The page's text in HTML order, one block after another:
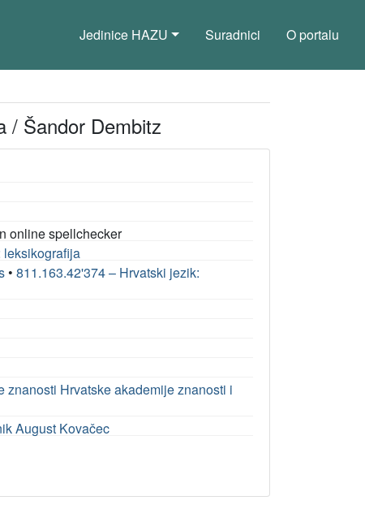
Jedinice HAZU Suradnici O portalu
/ Šandor Dembitz
online spellchecker
leksikografija
•811.163.42'374 – Hrvatski jezik:
Hrvatske akademije znanosti i
August Kovačec